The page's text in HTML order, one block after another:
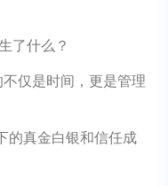
了什么？
仅是时间，更是管理
的真金白银和信任成